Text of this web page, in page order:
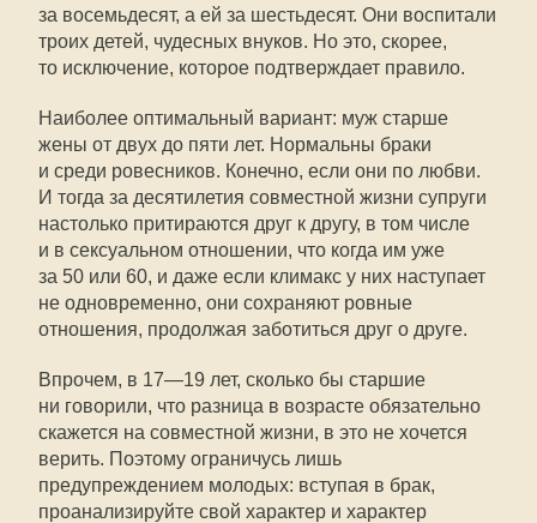
за восемьдесят, а ей за шестьдесят. Они воспитали
троих детей, чудесных внуков. Но это, скорее,
то исключение, которое подтверждает правило.
Наиболее оптимальный вариант: муж старше
жены от двух до пяти лет. Нормальны браки
и среди ровесников. Конечно, если они по любви.
И тогда за десятилетия совместной жизни супруги
настолько притираются друг к другу, в том числе
и в сексуальном отношении, что когда им уже
за 50 или 60, и даже если климакс у них наступает
не одновременно, они сохраняют ровные
отношения, продолжая заботиться друг о друге.
Впрочем, в 17—19 лет, сколько бы старшие
ни говорили, что разница в возрасте обязательно
скажется на совместной жизни, в это не хочется
верить. Поэтому ограничусь лишь
предупреждением молодых: вступая в брак,
проанализируйте свой характер и характер